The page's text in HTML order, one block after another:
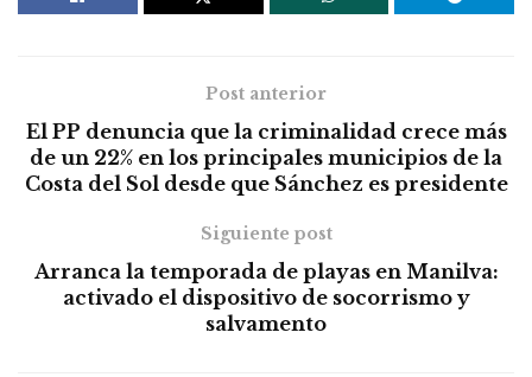
Post anterior
El PP denuncia que la criminalidad crece más
de un 22% en los principales municipios de la
Costa del Sol desde que Sánchez es presidente
Siguiente post
Arranca la temporada de playas en Manilva:
activado el dispositivo de socorrismo y
salvamento